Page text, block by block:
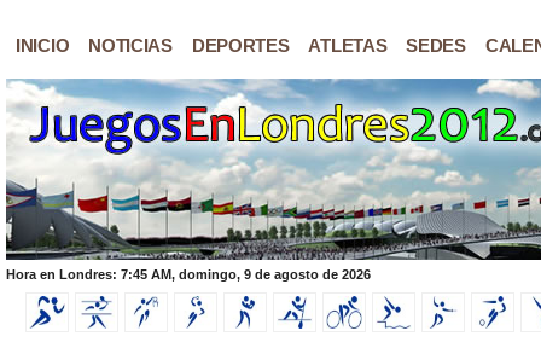
INICIO NOTICIAS DEPORTES ATLETAS SEDES
Hora en Londres: 7:45 AM, domingo, 9 de agosto de 2026